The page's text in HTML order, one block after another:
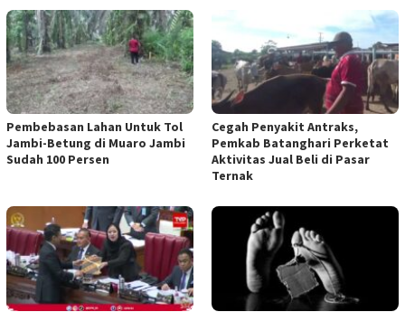
Pembebasan Lahan Untuk Tol
Jambi-Betung di Muaro Jambi
Sudah 100 Persen
Cegah Penyakit Antraks,
Pemkab Batanghari Perketat
Aktivitas Jual Beli di Pasar
Ternak